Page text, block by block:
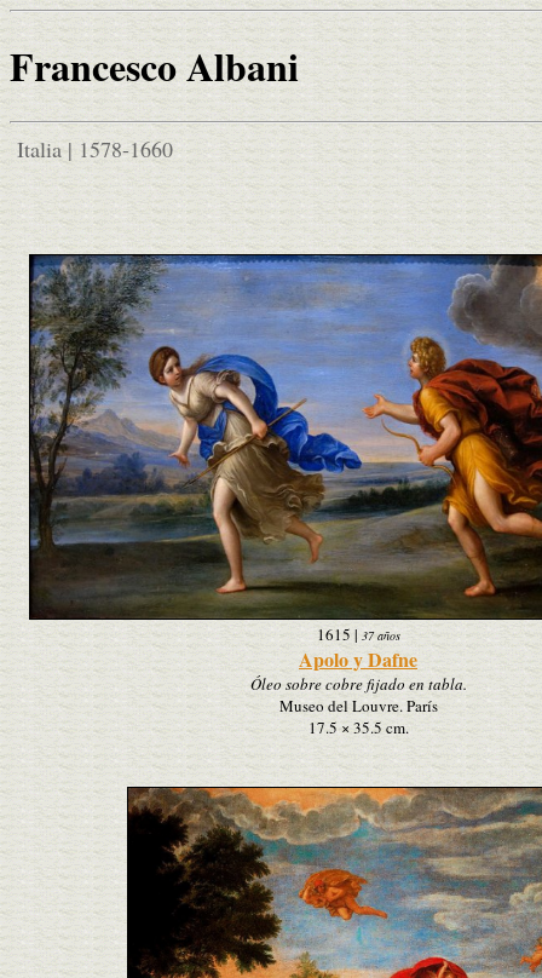
Francesco Albani
Italia | 1578-1660
1615 | 37 años
Apolo y Dafne
Óleo sobre cobre fijado en tabla.
Museo del Louvre. París
17.5 × 35.5 cm.